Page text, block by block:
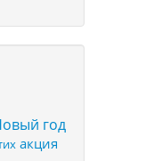
год
акция